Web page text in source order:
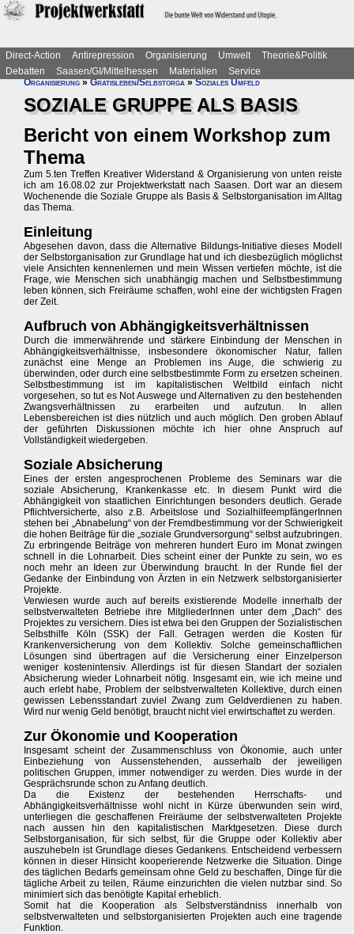
Direct-Action Antirepression Organisierung Umwelt
Theorie&Politik
Debatten
Saasen/GI/Mittelhessen Materialien
Service
Organisierung»Gratisleben/Selbstorga»Soziales Umfeld
SOZIALE GRUPPE ALS BASIS
Bericht von einem Workshop zum
Thema
Zum 5.ten Treffen Kreativer Widerstand & Organisierung von unten reiste
ich am 16.08.02 zur Projektwerkstatt nach Saasen. Dort war an diesem
Wochenende die Soziale Gruppe als Basis & Selbstorganisation im Alltag
das Thema.
Einleitung
Abgesehen davon, dass die Alternative Bildungs-Initiative dieses Modell
der Selbstorganisation zur Grundlage hat und ich diesbezüglich möglichst
viele Ansichten kennenlernen und mein Wissen vertiefen möchte, ist die
Frage, wie Menschen sich unabhängig machen und Selbstbestimmung
leben können, sich Freiräume schaffen, wohl eine der wichtigsten Fragen
der Zeit.
Aufbruch von Abhängigkeitsverhältnissen
Durch die immerwährende und stärkere Einbindung der Menschen in
Abhängigkeitsverhältnisse, insbesondere ökonomischer Natur, fallen
zunächst eine Menge an Problemen ins Auge, die schwierig zu
überwinden, oder durch eine selbstbestimmte Form zu ersetzen scheinen.
Selbstbestimmung ist im kapitalistischen Weltbild einfach nicht
vorgesehen, so tut es Not Auswege und Alternativen zu den bestehenden
Zwangsverhältnissen zu erarbeiten und aufzutun. In allen
Lebensbereichen ist dies nützlich und auch möglich. Den groben Ablauf
der geführten Diskussionen möchte ich hier ohne Anspruch auf
Vollständigkeit wiedergeben.
Soziale Absicherung
Eines der ersten angesprochenen Probleme des Seminars war die
soziale Absicherung, Krankenkasse etc. In diesem Punkt wird die
Abhängigkeit von staatlichen Einrichtungen besonders deutlich. Gerade
Pflichtversicherte, also z.B. Arbeitslose und SozialhilfeempfängerInnen
stehen bei „Abnabelung“ von der Fremdbestimmung vor der Schwierigkeit
die hohen Beiträge für die „soziale Grundversorgung“ selbst aufzubringen.
Zu erbringende Beiträge von mehreren hundert Euro im Monat zwingen
schnell in die Lohnarbeit. Dies scheint einer der Punkte zu sein, wo es
noch mehr an Ideen zur Überwindung braucht. In der Runde fiel der
Gedanke der Einbindung von Ärzten in ein Netzwerk selbstorganisierter
Projekte.
Verwiesen wurde auch auf bereits existierende Modelle innerhalb der
selbstverwalteten Betriebe ihre MitgliederInnen unter dem „Dach“ des
Projektes zu versichern. Dies ist etwa bei den Gruppen der Sozialistischen
Selbsthilfe Köln (SSK) der Fall. Getragen werden die Kosten für
Krankenversicherung von dem Kollektiv. Solche gemeinschaftlichen
Lösungen sind übertragen auf die Versicherung einer Einzelperson
weniger kostenintensiv. Allerdings ist für diesen Standart der sozialen
Absicherung wieder Lohnarbeit nötig. Insgesamt ein, wie ich meine und
auch erlebt habe, Problem der selbstverwalteten Kollektive, durch einen
gewissen Lebensstandart zuviel Zwang zum Geldverdienen zu haben.
Wird nur wenig Geld benötigt, braucht nicht viel erwirtschaftet zu werden.
Zur Ökonomie und Kooperation
Insgesamt scheint der Zusammenschluss von Ökonomie, auch unter
Einbeziehung von Aussenstehenden, ausserhalb der jeweiligen
politischen Gruppen, immer notwendiger zu werden. Dies wurde in der
Gesprächsrunde schon zu Anfang deutlich.
Da die Existenz der bestehenden Herrschafts- und
Abhängigkeitsverhältnisse wohl nicht in Kürze überwunden sein wird,
unterliegen die geschaffenen Freiräume der selbstverwalteten Projekte
nach aussen hin den kapitalistischen Marktgesetzen. Diese durch
Selbstorganisation, für sich selbst, für die Gruppe oder Kollektiv aber
auszuhebeln ist Grundlage dieses Gedankens. Entscheidend verbessern
können in dieser Hinsicht kooperierende Netzwerke die Situation. Dinge
des täglichen Bedarfs gemeinsam ohne Geld zu beschaffen, Dinge für die
tägliche Arbeit zu teilen, Räume einzurichten die vielen nutzbar sind. So
minimiert sich das benötigte Kapital erheblich.
Somit hat die Kooperation als Selbstverständniss innerhalb von
selbstverwalteten und selbstorganisierten Projekten auch eine tragende
Funktion.